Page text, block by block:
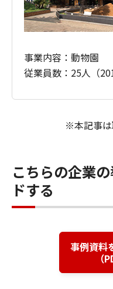
事業内容：動物園
従業員数：25人（
※本記事は
こちらの企業
ドする
事例資料
（